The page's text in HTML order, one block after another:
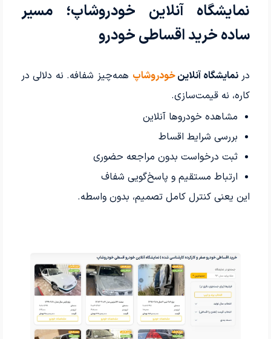
نمایشگاه آنلاین خودروشاپ؛ مسیر
ساده خرید اقساطی خودرو
درنمایشگاه آنلاینخودروشاپ همه‌چیز شفافه. نه دلالی در
کاره، نه قیمت‌سازی.
مشاهده خودروها آنلاین
بررسی شرایط اقساط
ثبت درخواست بدون مراجعه حضوری
ارتباط مستقیم و پاسخ‌گویی شفاف
این یعنی کنترل کامل تصمیم، بدون واسطه.